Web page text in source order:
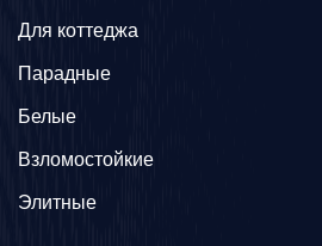
Для коттеджа
Парадные
Белые
Взломостойкие
Элитные